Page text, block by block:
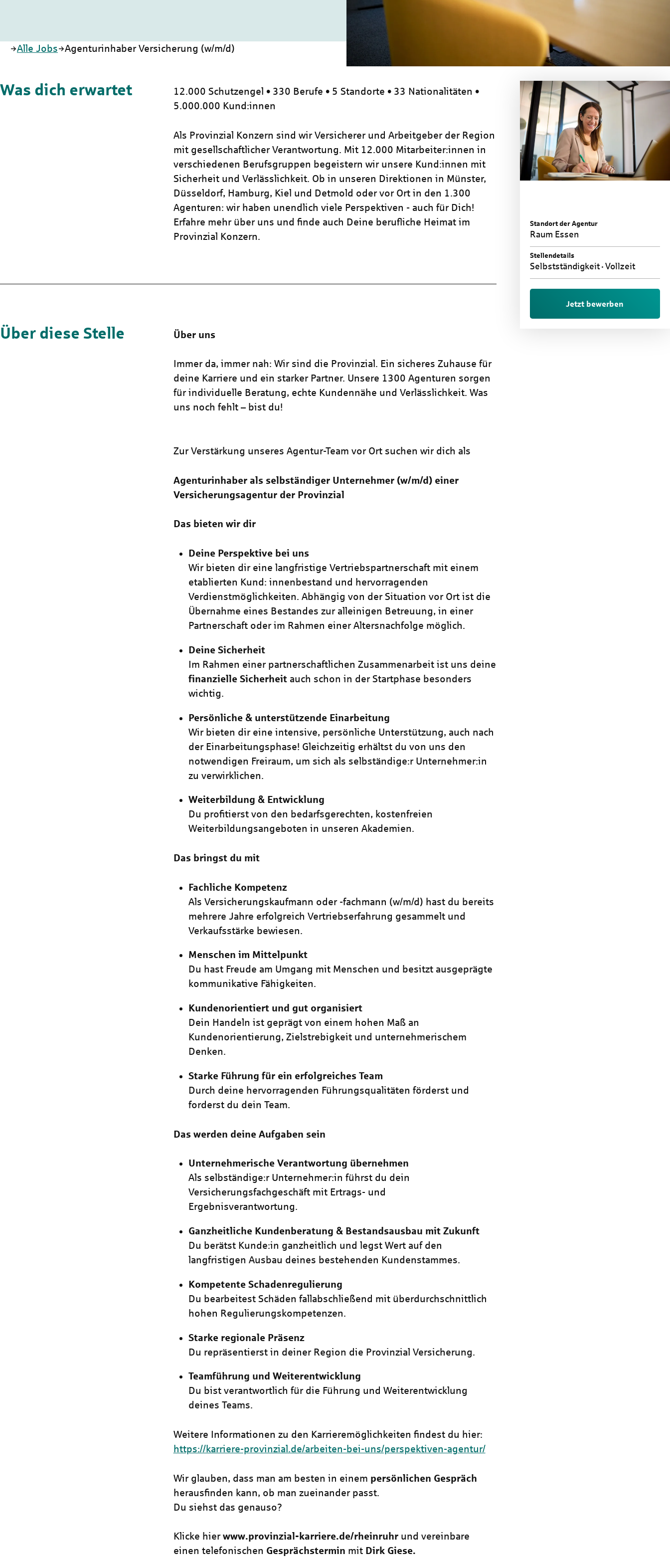
Startseite
Alle Jobs Agenturinhaber Versicherung (w/m/d)
Standort der Agentur
Raum Essen
Stellendetails
Selbstständigkeit Vollzeit
Jetzt bewerben
Was dich erwartet
12.000 Schutzengel • 330 Berufe • 5 Standorte • 33 Nationalitäten •
5.000.000 Kund:innen
Als Provinzial Konzern sind wir Versicherer und Arbeitgeber der Region
mit gesellschaftlicher Verantwortung. Mit 12.000 Mitarbeiter:innen in
verschiedenen Berufsgruppen begeistern wir unsere Kund:innen mit
Sicherheit und Verlässlichkeit. Ob in unseren Direktionen in Münster,
Düsseldorf, Hamburg, Kiel und Detmold oder vor Ort in den 1.300
Agenturen: wir haben unendlich viele Perspektiven - auch für Dich!
Erfahre mehr über uns und finde auch Deine berufliche Heimat im
Provinzial Konzern.
Über diese Stelle Über uns
Immer da, immer nah: Wir sind die Provinzial. Ein sicheres Zuhause für
deine Karriere und ein starker Partner. Unsere 1300 Agenturen sorgen
für individuelle Beratung, echte Kundennähe und Verlässlichkeit. Was
uns noch fehlt – bist du!
Zur Verstärkung unseres Agentur-Team vor Ort suchen wir dich als
Agenturinhaber als selbständiger Unternehmer (w/m/d) einer
Versicherungsagentur der Provinzial
Das bieten wir dir
Deine Perspektive bei uns
Wir bieten dir eine langfristige Vertriebspartnerschaft mit einem
etablierten Kund: innenbestand und hervorragenden
Verdienstmöglichkeiten. Abhängig von der Situation vor Ort ist die
Übernahme eines Bestandes zur alleinigen Betreuung, in einer
Partnerschaft oder im Rahmen einer Altersnachfolge möglich.
Deine Sicherheit
Im Rahmen einer partnerschaftlichen Zusammenarbeit ist uns deine
finanzielle Sicherheit auch schon in der Startphase besonders
wichtig.
Persönliche & unterstützende Einarbeitung
Wir bieten dir eine intensive, persönliche Unterstützung, auch nach
der Einarbeitungsphase! Gleichzeitig erhältst du von uns den
notwendigen Freiraum, um sich als selbständige:r Unternehmer:in
zu verwirklichen.
Weiterbildung & Entwicklung
Du profitierst von den bedarfsgerechten, kostenfreien
Weiterbildungsangeboten in unseren Akademien.
Das bringst du mit
Fachliche Kompetenz
Als Versicherungskaufmann oder -fachmann (w/m/d) hast du bereits
mehrere Jahre erfolgreich Vertriebserfahrung gesammelt und
Verkaufsstärke bewiesen.
Menschen im Mittelpunkt
Du hast Freude am Umgang mit Menschen und besitzt ausgeprägte
kommunikative Fähigkeiten.
Kundenorientiert und gut organisiert
Dein Handeln ist geprägt von einem hohen Maß an
Kundenorientierung, Zielstrebigkeit und unternehmerischem
Denken.
Starke Führung für ein erfolgreiches Team
Durch deine hervorragenden Führungsqualitäten förderst und
forderst du dein Team.
Das werden deine Aufgaben sein
Unternehmerische Verantwortung übernehmen
Als selbständige:r Unternehmer:in führst du dein
Versicherungsfachgeschäft mit Ertrags- und
Ergebnisverantwortung.
Ganzheitliche Kundenberatung & Bestandsausbau mit Zukunft
Du berätst Kunde:in ganzheitlich und legst Wert auf den
langfristigen Ausbau deines bestehenden Kundenstammes.
Kompetente Schadenregulierung
Du bearbeitest Schäden fallabschließend mit überdurchschnittlich
hohen Regulierungskompetenzen.
Starke regionale Präsenz
Du repräsentierst in deiner Region die Provinzial Versicherung.
Teamführung und Weiterentwicklung
Du bist verantwortlich für die Führung und Weiterentwicklung
deines Teams.
Weitere Informationen zu den Karrieremöglichkeiten findest du hier:
https://karriere-provinzial.de/arbeiten-bei-uns/perspektiven-agentur/
Wir glauben, dass man am besten in einem persönlichen Gespräch
herausfinden kann, ob man zueinander passt.
Du siehst das genauso?
Klicke hierwww.provinzial-karriere.de/rheinruhr und vereinbare
einen telefonischen Gesprächstermin mit Dirk Giese.